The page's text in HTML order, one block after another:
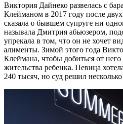
Виктория Дайнеко развелась с
Клейманом в 2017 году после
сказала о бывшем супруге ни
называла Дмитрия абьюзером,
упрекала в том, что он не хочет
алименты. Зимой этого года
Клеймана, чтобы добиться от
жительства ребенка. Певица
240 тысяч, но суд решил